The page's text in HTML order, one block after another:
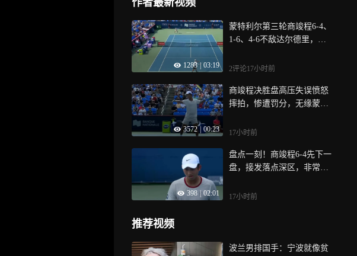
作者最新视频
1283 | 03:19
蒙特利尔第三轮商竣程6-4、
1-6、4-6不敌达尔德里，无
2评论17小时前
3572 00:23
商竣程决胜盘高压失误愤怒
摔拍，惨遭罚分，无缘蒙特
17小时前
398 | 02:01
盘点一刻！商竣程6-4先下一
盘，接发落点深区，非常好
17小时前
推荐视频
波兰男排国手：宁波就像贫